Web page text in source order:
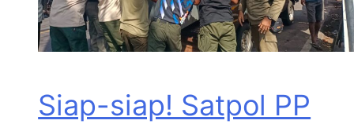
Siap-siap! Satpol PP